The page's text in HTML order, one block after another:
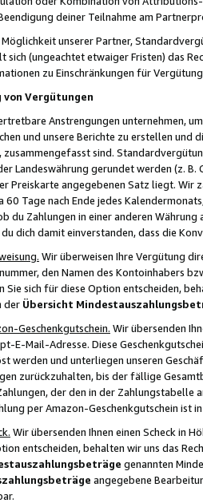
deiner Teilnahme am
unserer Partner,
sich (ungeachtet etwaiger Fristen) das
zu Einschränkungen für
von Vergütungen
Anstrengungen unternehmen,
und unsere Berichte zu erstellen und
zusammengefasst sind.
Landeswährung gerundet werden (z.
Preiskarte angegebenen Satz liegt.
60 Tage nach Ende jedes
du Zahlungen in einer anderen
dich damit einverstanden, dass die
Wir überweisen Ihre Vergütung
den Namen des Kontoinhabers
sich für diese Option entscheiden,
der Übersicht
Geschenkgutschein. Wir übersenden
E-Mail-Adresse. Diese
werden und unterliegen unseren
zurückzuhalten, bis der fällige
der den in der
per Amazon-Geschenkgutschein ist
Wir übersenden Ihnen einen Scheck in
entscheiden, behalten wir uns das
genannten
angegebene